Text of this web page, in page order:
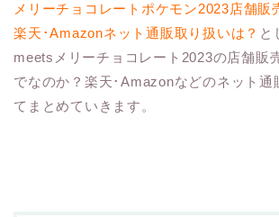
メリーチョコレートポケモン2023店舗販
楽天･Amazonネット通販取り扱いは？ と
meetsメリーチョコレート2023の店舗販
でなのか？楽天･Amazonなどのネット通
てまとめていきます。